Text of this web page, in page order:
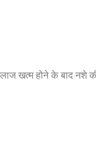
खत्म होने के बाद नशे